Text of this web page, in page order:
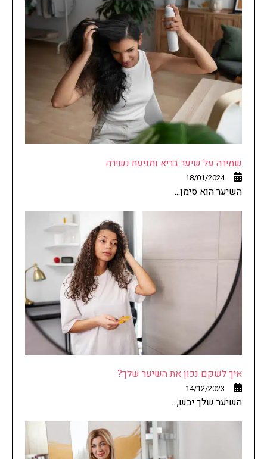
שמירה על שיער בריא ומניעת נשירה
18/01/2024
השיער הוא סימן...
איך לשקם נכון את השיער שלך?
14/12/2023
השיער שלך יבש,...